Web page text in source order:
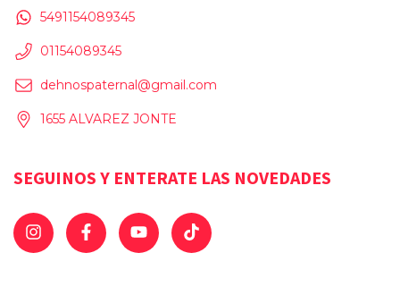
5491154089345
01154089345
dehnospaternal@gmail.com
1655 ALVAREZ JONTE
SEGUINOS Y ENTERATE LAS NOVEDADES